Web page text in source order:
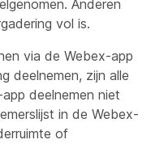
Anderen
vol is.
via de Webex-app
deelnemen, zijn alle
deelnemen niet
in de Webex-
of